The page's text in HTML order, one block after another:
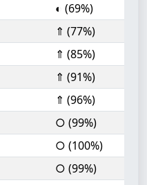
◐ (69%)
⇑ (77%)
⇑ (85%)
⇑ (91%)
⇑ (96%)
○ (99%)
○ (100%)
○ (99%)